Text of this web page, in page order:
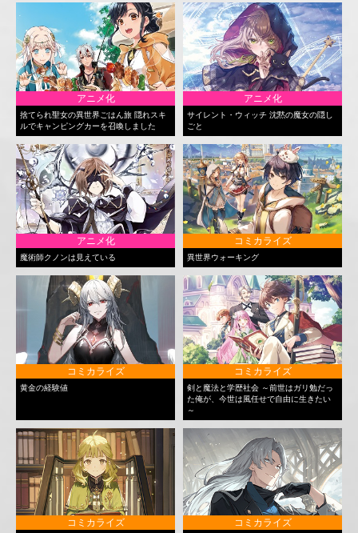
アニメ化
捨てられ聖女の異世界ごはん旅 隠れスキ
ルでキャンピングカーを召喚しました
アニメ化
サイレント・ウィッチ 沈黙の魔女の隠し
ごと
アニメ化
魔術師クノンは見えている
コミカライズ
異世界ウォーキング
コミカライズ
黄金の経験値
コミカライズ
剣と魔法と学歴社会 ～前世はガリ勉だっ
た俺が、今世は風任せで自由に生きたい
～
コミカライズ コミカライズ